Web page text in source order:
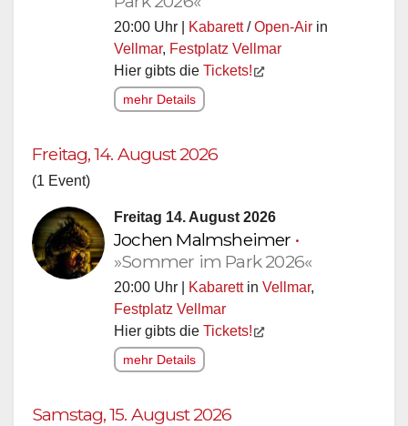
20:00 Uhr | Kabarett/Open-Air in
Vellmar, Festplatz Vellmar
Hier gibts die Tickets!
mehr Details
Freitag, 14. August 2026
(1 Event)
Freitag 14. August 2026
Jochen Malmsheimer •
»Sommer im Park 2026«
20:00 Uhr | Kabarettin Vellmar,
Festplatz Vellmar
Hier gibts die Tickets!
mehr Details
Samstag, 15. August 2026